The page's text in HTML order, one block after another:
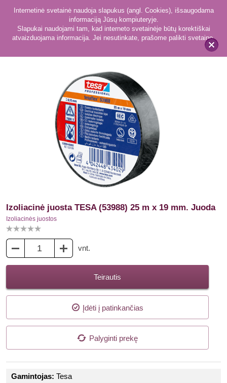
x
Internetinė svetainė naudoja slapukus (angl. Cookies), išsaugodama
informaciją Jūsų kompiuteryje.
Slapukai naudojami tam, kad interneto svetainėje būtų korektiškai
atvaizduojama informacija. Jei nesutinkate, prašome palikti svetainę.
Izoliacinės juostos 11
Izoliacinė juosta TESA (53988) 25 m x 19 mm. Juoda
Izoliacinės juostos
vnt.
Teirautis
Įdėti į patinkančias
Palyginti prekę
Gamintojas: Tesa